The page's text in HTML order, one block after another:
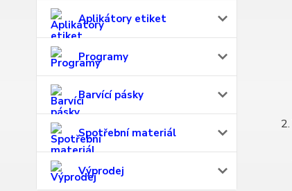
Aplikátory etiket
Programy
Barvící pásky
Spotřební materiál
Výprodej